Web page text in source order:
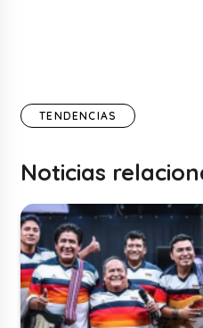
TENDENCIAS
Noticias